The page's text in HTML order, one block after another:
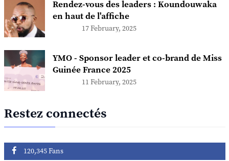
Rendez-vous des leaders : Koundouwaka
en haut de l'affiche
17 February, 2025
YMO - Sponsor leader et co-brand de Miss
Guinée France 2025
11 February, 2025
Restez connectés
120,345 Fans